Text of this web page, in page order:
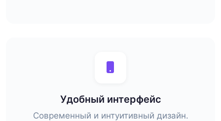
Удобный интерфейс
Современный и интуитивный дизайн.